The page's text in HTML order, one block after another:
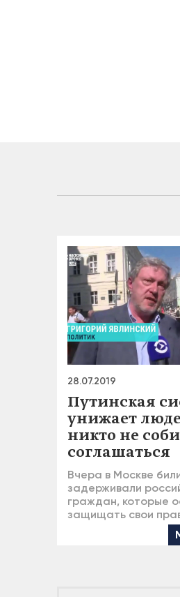
28.07.2019
Путинская
унижает
никто не
соглашаться
Вчера в Москве
задерживали
граждан, которые
защищать свои